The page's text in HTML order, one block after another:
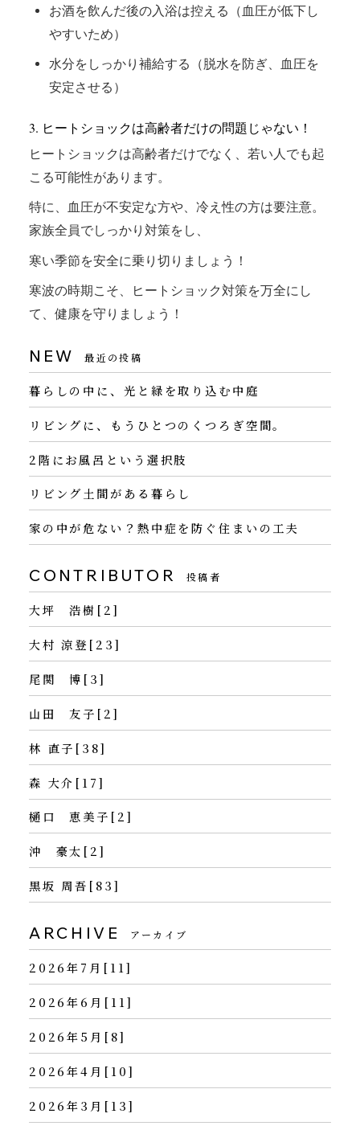
お酒を飲んだ後の入浴は控える（血圧が低下し
やすいため）
水分をしっかり補給する（脱水を防ぎ、血圧を
安定させる）
3. ヒートショックは高齢者だけの問題じゃない！
ヒートショックは高齢者だけでなく、若い人でも起
こる可能性があります。
特に、血圧が不安定な方や、冷え性の方は要注意。
家族全員でしっかり対策をし、
寒い季節を安全に乗り切りましょう！
寒波の時期こそ、ヒートショック対策を万全にし
て、健康を守りましょう！
NEW 最近の投稿
暮らしの中に、光と緑を取り込む中庭
リビングに、もうひとつのくつろぎ空間。
2階にお風呂という選択肢
リビング土間がある暮らし
家の中が危ない？熱中症を防ぐ住まいの工夫
CONTRIBUTOR 投稿者
大坪 浩樹[2]
大村 涼登[23]
尾関 博[3]
山田 友子[2]
林 直子[38]
森 大介[17]
樋口 恵美子[2]
沖 豪太[2]
黒坂 周吾[83]
ARCHIVE アーカイブ
2026年7月[11]
2026年6月[11]
2026年5月[8]
2026年4月[10]
2026年3月[13]